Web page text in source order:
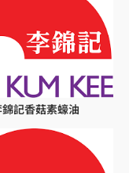
記香菇素蠔油